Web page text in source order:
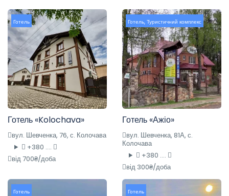
Готель
Готель «Kolochava»
вул. Шевченка, 76, с. Колочава
+380 ....
від 700₴/доба
Готель, Туристичний комплекс
Готель «Ажіо»
вул. Шевченка, 81А, с.
Колочава
+380 ....
від 300₴/доба
Готель Готель